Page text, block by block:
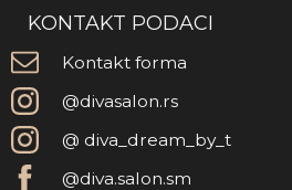
KONTAKT PODACI
Kontakt forma
@divasalon.rs
@ diva_dream_by_t
@diva.salon.sm